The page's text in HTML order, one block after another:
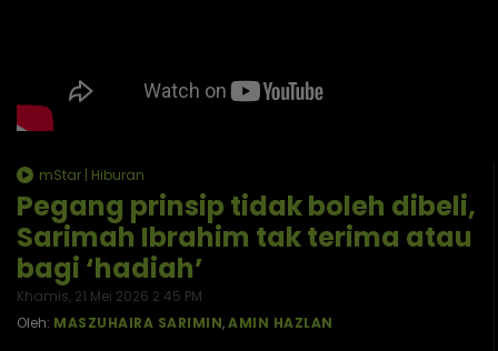
mStar | Hiburan
Pegang prinsip tidak boleh dibeli,
Sarimah Ibrahim tak terima atau
bagi ‘hadiah’
Khamis, 21 Mei 2026 2:45 PM
Oleh: MASZUHAIRA SARIMIN,AMIN HAZLAN